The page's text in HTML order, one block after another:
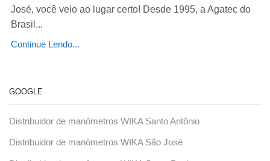
José, você veio ao lugar certo! Desde 1995, a Agatec do
Brasil...
Continue Lendo...
GOOGLE
Distribuidor de manômetros WIKA Santo Antônio
Distribuidor de manômetros WIKA São José